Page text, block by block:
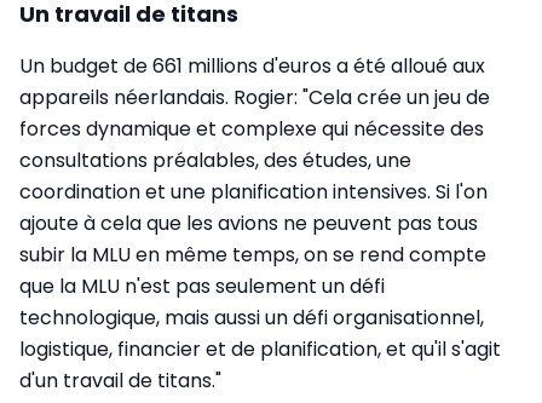
Un travail de titans
Un budget de 661 millions d'euros a été alloué aux
appareils néerlandais. Rogier: "Cela crée un jeu de
forces dynamique et complexe qui nécessite des
consultations préalables, des études, une
coordination et une planification intensives. Si l'on
ajoute à cela que les avions ne peuvent pas tous
subir la MLU en même temps, on se rend compte
que la MLU n'est pas seulement un défi
technologique, mais aussi un défi organisationnel,
logistique, financier et de planification, et qu'il s'agit
d'un travail de titans."